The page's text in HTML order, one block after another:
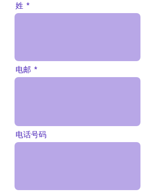
姓
电邮
电话号码